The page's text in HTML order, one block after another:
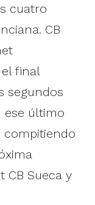
cuatro
CB
final
segundos
ese último
compitiendo
CB Sueca y